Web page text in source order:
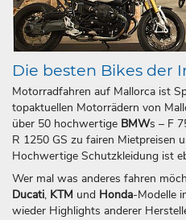
Die besten Bikes der
Motorradfahren auf Mallorca ist
topaktuellen Motorrädern von
über 50 hochwertige BMWs – F
R 1250 GS zu fairen Mietpreisen
Hochwertige Schutzkleidung ist
Wer mal was anderes fahren
Ducati, KTM und Honda-Modelle
wieder Highlights anderer